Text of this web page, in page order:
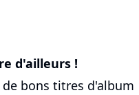
d'ailleurs !
bons titres d'album